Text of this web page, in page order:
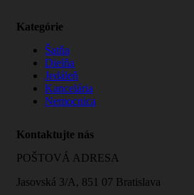
Kategórie
Šatňa
Dielňa
Jedáleň
Kancelária
Nemocnica
Kontaktujte nás
POŠTOVÁ ADRESA
Jasovská 3/A, 851 07 Bratislava